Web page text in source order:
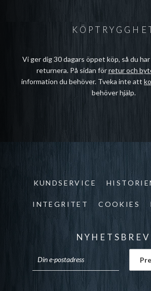
Vi ger dig 30 dagars öppet köp, så du
returnera. På sidan förretur och
information du behöver. Tveka inte att
behöver hjälp.
KUNDSERVICE
INTEGRITET COOKIES
NYHETSBREV